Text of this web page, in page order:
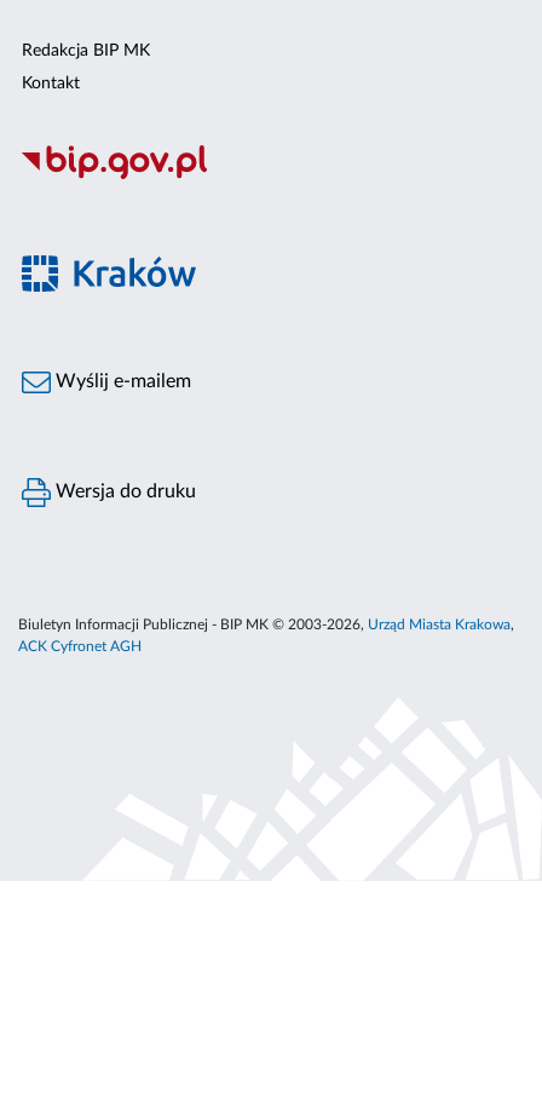
Redakcja BIP MK
Kontakt
Wyślij e-mailem
Wersja do druku
Biuletyn Informacji Publicznej - BIP MK © 2003-2026, Urząd Miasta Krakowa,
ACK Cyfronet AGH